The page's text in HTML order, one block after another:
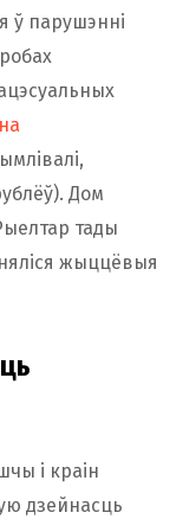
ў парушэнні
Дом
тады
жыццёвыя
і краін
дзейнасць